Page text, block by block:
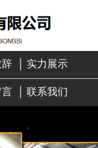
实力展示
联系我们